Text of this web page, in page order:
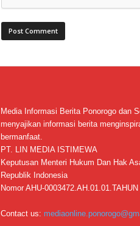
Media Informasi Berita Ponorogo dan
menyajikan informasi berita
bermanfaat.
PT. LIN MEDIA ISTIMEWA
Keputusan Menteri Hukum Dan Hak
Republik Indonesia
Nomor AHU-0003472.AH.01.01.TAHUN
Contact us: